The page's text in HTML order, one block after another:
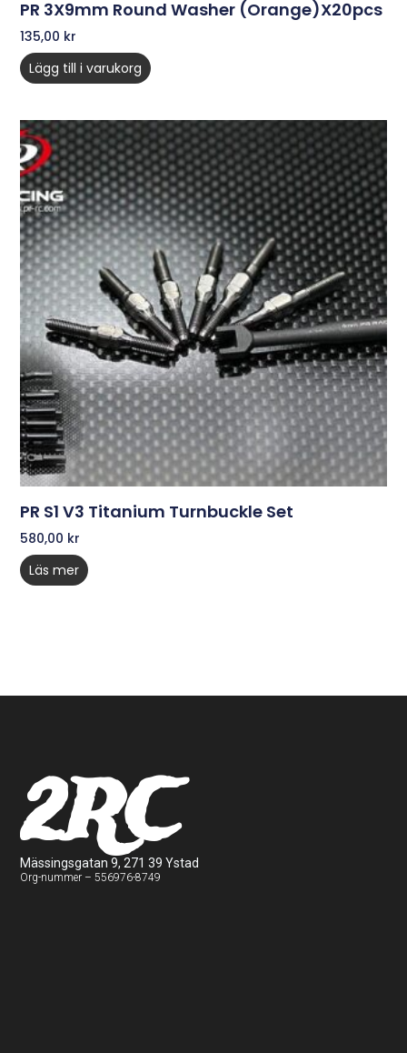
PR 3X9mm Round Washer (Orange)x20pcs
135,00 kr
Lägg till i varukorg
PR S1 V3 Titanium Turnbuckle Set
580,00 kr
Läs mer
2RC
Mässingsgatan 9, 271 39 Ystad
Org-nummer – 556976-8749